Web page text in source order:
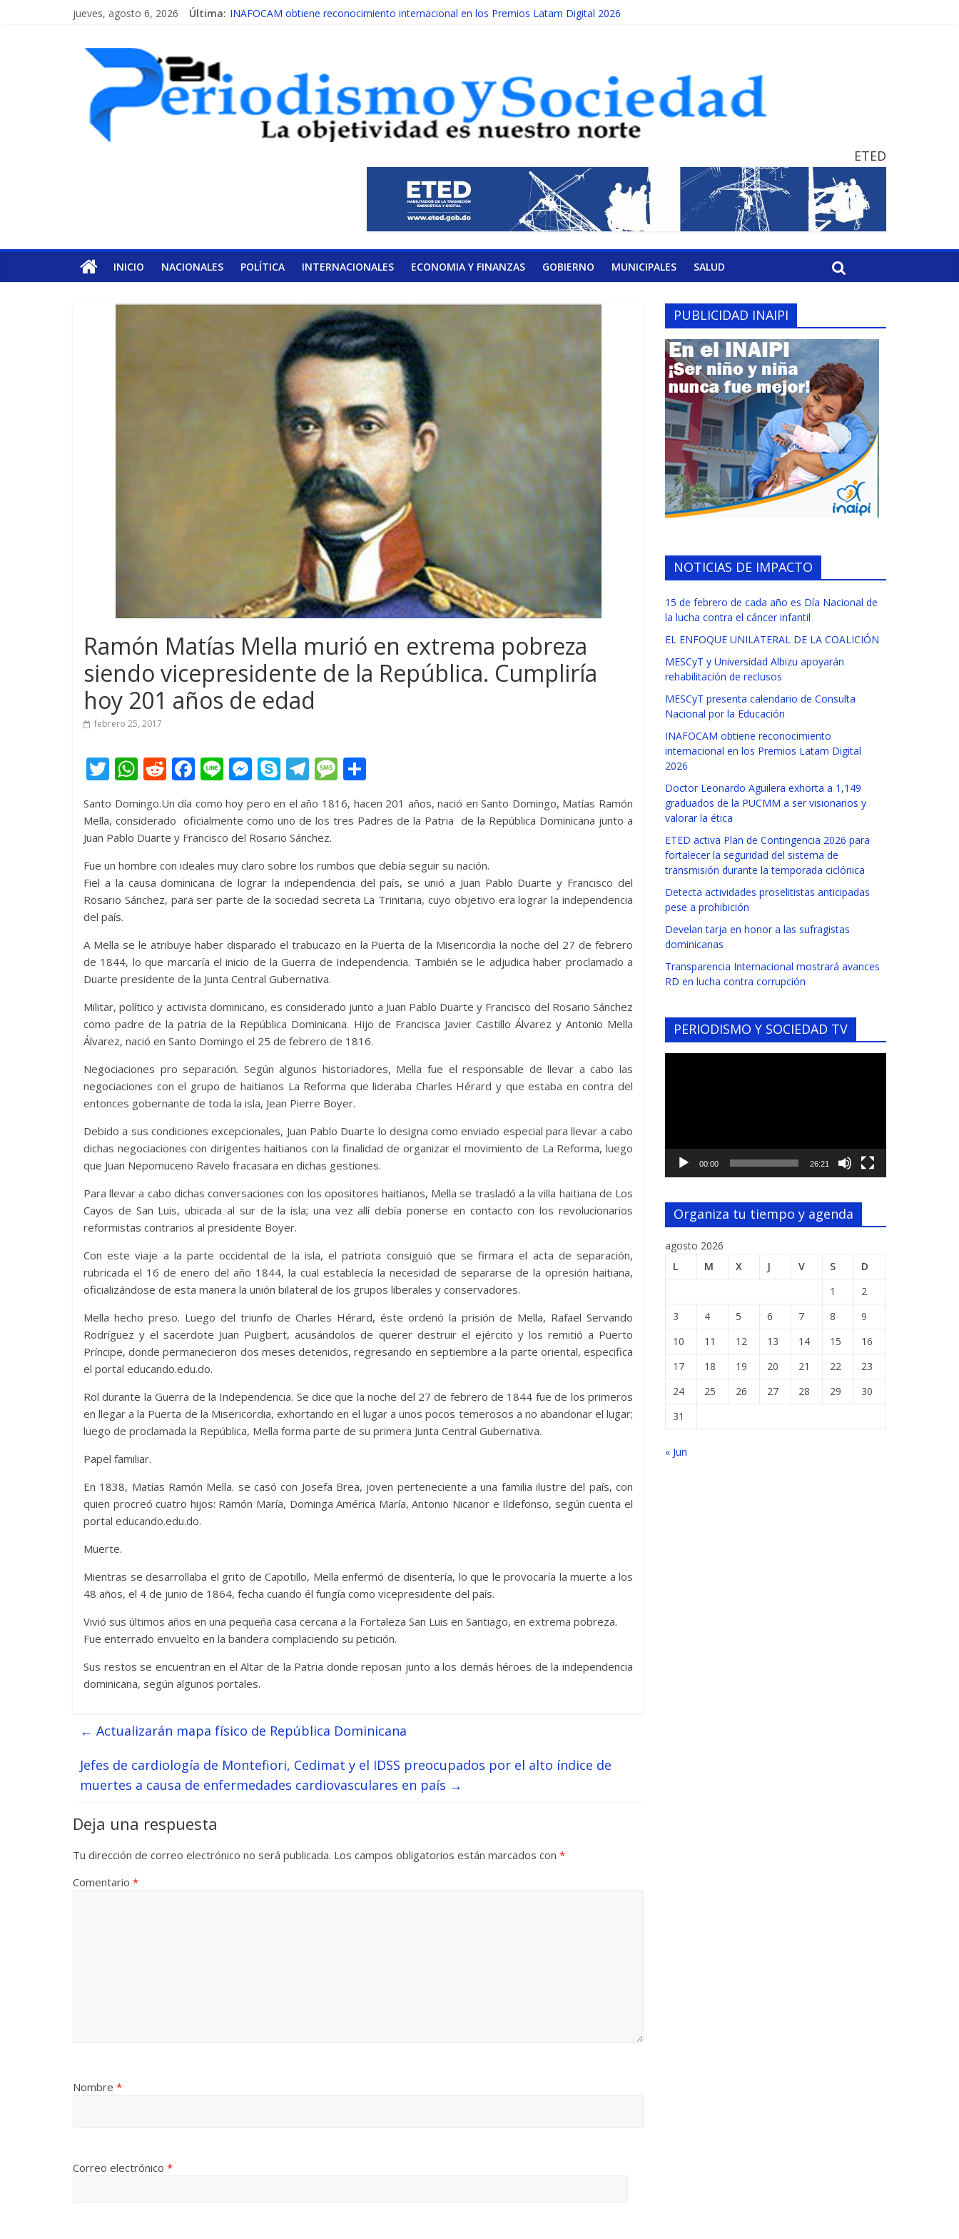
jueves, agosto 6, 2026 Última: INAFOCAM obtiene reconocimiento internacional en los Premios Latam Digital 2026
MESCyT presenta calendario de Consulta Nacional por la Educación
ETED
INICIO NACIONALES POLÍTICA INTERNACIONALES ECONOMIA Y FINANZAS GOBIERNO MUNICIPALES SALUD
Ramón Matías Mella murió en extrema pobreza
siendo vicepresidente de la República. Cumpliría
hoy 201 años de edad
febrero 25, 2017
T
itt
er
W
at
s
A
p
p
R
d
di
t
F
e
b
o
o
k
Li
n
e
M
ss
e
n
g
er
S
y
p
e
T
e
gr
a
m
M
ss
g
e
m
ar
ti
r
Santo Domingo.Un día como hoy pero en el año 1816, hacen 201 años, nació en Santo Domingo, Matías Ramón
Mella, considerado oficialmente como uno de los tres Padres de la Patria de la República Dominicana junto a
Juan Pablo Duarte y Francisco del Rosario Sánchez.
Fue un hombre con ideales muy claro sobre los rumbos que debía seguir su nación.
Fiel a la causa dominicana de lograr la independencia del país, se unió a Juan Pablo Duarte y Francisco del
Rosario Sánchez, para ser parte de la sociedad secreta La Trinitaria, cuyo objetivo era lograr la independencia
del país.
A Mella se le atribuye haber disparado el trabucazo en la Puerta de la Misericordia la noche del 27 de febrero
de 1844, lo que marcaría el inicio de la Guerra de Independencia. También se le adjudica haber proclamado a
Duarte presidente de la Junta Central Gubernativa.
Militar, político y activista dominicano, es considerado junto a Juan Pablo Duarte y Francisco del Rosario Sánchez
como padre de la patria de la República Dominicana. Hijo de Francisca Javier Castillo Álvarez y Antonio Mella
Álvarez, nació en Santo Domingo el 25 de febrero de 1816.
Negociaciones pro separación. Según algunos historiadores, Mella fue el responsable de llevar a cabo las
negociaciones con el grupo de haitianos La Reforma que lideraba Charles Hérard y que estaba en contra del
entonces gobernante de toda la isla, Jean Pierre Boyer.
Debido a sus condiciones excepcionales, Juan Pablo Duarte lo designa como enviado especial para llevar a cabo
dichas negociaciones con dirigentes haitianos con la finalidad de organizar el movimiento de La Reforma, luego
que Juan Nepomuceno Ravelo fracasara en dichas gestiones.
Para llevar a cabo dichas conversaciones con los opositores haitianos, Mella se trasladó a la villa haitiana de Los
Cayos de San Luis, ubicada al sur de la isla; una vez allí debía ponerse en contacto con los revolucionarios
reformistas contrarios al presidente Boyer.
Con este viaje a la parte occidental de la isla, el patriota consiguió que se firmara el acta de separación,
rubricada el 16 de enero del año 1844, la cual establecía la necesidad de separarse de la opresión haitiana,
oficializándose de esta manera la unión bilateral de los grupos liberales y conservadores.
Mella hecho preso. Luego del triunfo de Charles Hérard, éste ordenó la prisión de Mella, Rafael Servando
Rodríguez y el sacerdote Juan Puigbert, acusándolos de querer destruir el ejército y los remitió a Puerto
Príncipe, donde permanecieron dos meses detenidos, regresando en septiembre a la parte oriental, especifica
el portal educando.edu.do.
Rol durante la Guerra de la Independencia. Se dice que la noche del 27 de febrero de 1844 fue de los primeros
en llegar a la Puerta de la Misericordia, exhortando en el lugar a unos pocos temerosos a no abandonar el lugar;
luego de proclamada la República, Mella forma parte de su primera Junta Central Gubernativa.
Papel familiar.
En 1838, Matías Ramón Mella. se casó con Josefa Brea, joven perteneciente a una familia ilustre del país, con
quien procreó cuatro hijos: Ramón María, Dominga América María, Antonio Nicanor e Ildefonso, según cuenta el
portal educando.edu.do.
Muerte.
Mientras se desarrollaba el grito de Capotillo, Mella enfermó de disentería, lo que le provocaría la muerte a los
48 años, el 4 de junio de 1864, fecha cuando él fungía como vicepresidente del país.
Vivió sus últimos años en una pequeña casa cercana a la Fortaleza San Luis en Santiago, en extrema pobreza.
Fue enterrado envuelto en la bandera complaciendo su petición.
Sus restos se encuentran en el Altar de la Patria donde reposan junto a los demás héroes de la independencia
dominicana, según algunos portales.
← Actualizarán mapa físico de República Dominicana
Jefes de cardiología de Montefiori, Cedimat y el IDSS preocupados por el alto índice de
muertes a causa de enfermedades cardiovasculares en país →
Deja una respuesta
Tu dirección de correo electrónico no será publicada. Los campos obligatorios están marcados con *
Comentario *
Nombre *
Correo electrónico *
PUBLICIDAD INAIPI
NOTICIAS DE IMPACTO
15 de febrero de cada año es Día Nacional de
la lucha contra el cáncer infantil
EL ENFOQUE UNILATERAL DE LA COALICIÓN
MESCyT y Universidad Albizu apoyarán
rehabilitación de reclusos
MESCyT presenta calendario de Consulta
Nacional por la Educación
INAFOCAM obtiene reconocimiento
internacional en los Premios Latam Digital
2026
Doctor Leonardo Aguilera exhorta a 1,149
graduados de la PUCMM a ser visionarios y
valorar la ética
ETED activa Plan de Contingencia 2026 para
fortalecer la seguridad del sistema de
transmisión durante la temporada ciclónica
Detecta actividades proselitistas anticipadas
pese a prohibición
Develan tarja en honor a las sufragistas
dominicanas
Transparencia Internacional mostrará avances
RD en lucha contra corrupción
PERIODISMO Y SOCIEDAD TV
00:00 26:21
Organiza tu tiempo y agenda
agosto 2026
L
M X J V S
D
1
2
3
4 5 6 7 8
9
10
11 12 13 14 15
16
17
18 19 20 21 22
23
24
25 26 27 28 29
30
31
« Jun